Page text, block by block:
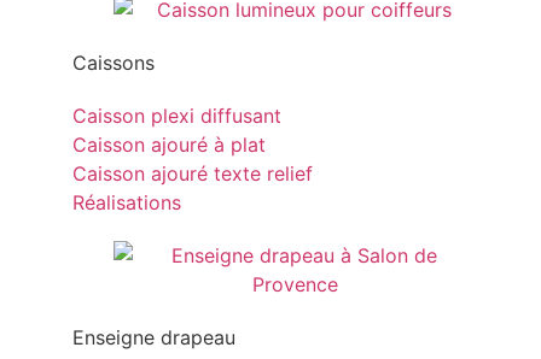
Caissons
Caisson plexi diffusant
Caisson ajouré à plat
Caisson ajouré texte relief
Réalisations
Enseigne drapeau